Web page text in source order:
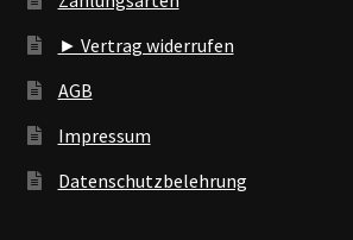
► Vertrag widerrufen
AGB
Impressum
Datenschutzbelehrung